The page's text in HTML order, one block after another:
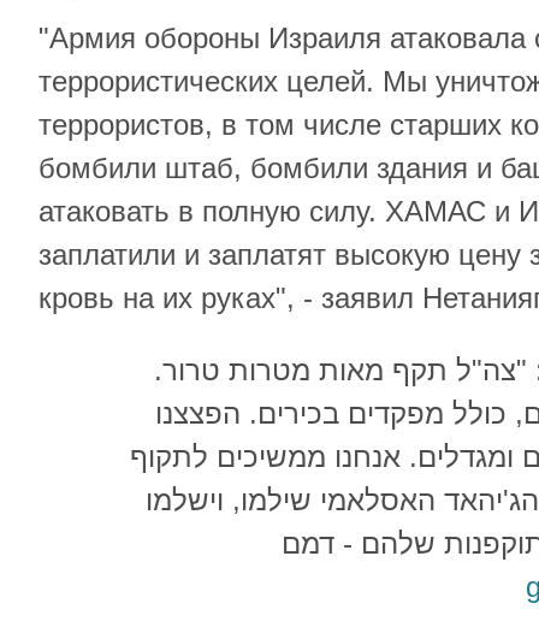
"Армия обороны Израиля атаковала
террористических целей. Мы
террористов, в том числе старших
бомбили штаб, бомбили здания и
атаковать в полную силу. ХАМАС и
заплатили и заплатят высокую
кровь на их руках", - заявил
"צה"ל תקף מאות מטרות טרור.
כולל מפקדים בכירים. הפצצנו
ומגדלים. אנחנו ממשיכים לתקוף
האסלאמי שילמו, וישלמו
שלהם - דמם